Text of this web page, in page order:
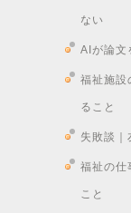
ない
AIが論文
福祉施設
ること
失敗談｜
福祉の仕
こと